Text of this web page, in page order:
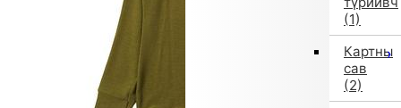
(1)
Картны
сав
(2)